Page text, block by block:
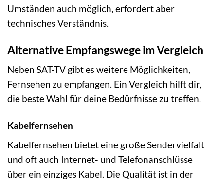
Umständen auch möglich, erfordert aber
technisches Verständnis.
Alternative Empfangswege im Vergleich
Neben SAT-TV gibt es weitere Möglichkeiten,
Fernsehen zu empfangen. Ein Vergleich hilft dir,
die beste Wahl für deine Bedürfnisse zu treffen.
Kabelfernsehen
Kabelfernsehen bietet eine große Sendervielfalt
und oft auch Internet- und Telefonanschlüsse
über ein einziges Kabel. Die Qualität ist in der